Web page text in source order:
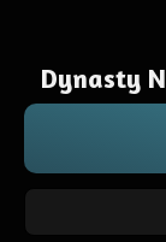
Dynasty